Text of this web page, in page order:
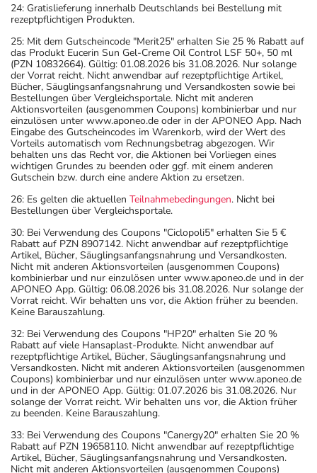
24: Gratislieferung innerhalb Deutschlands bei Bestellung mit
rezeptpflichtigen Produkten.
25: Mit dem Gutscheincode "Merit25" erhalten Sie 25 % Rabatt auf
das Produkt Eucerin Sun Gel-Creme Oil Control LSF 50+, 50 ml
(PZN 10832664). Gültig: 01.08.2026 bis 31.08.2026. Nur solange
der Vorrat reicht. Nicht anwendbar auf rezeptpflichtige Artikel,
Bücher, Säuglingsanfangsnahrung und Versandkosten sowie bei
Bestellungen über Vergleichsportale. Nicht mit anderen
Aktionsvorteilen (ausgenommen Coupons) kombinierbar und nur
einzulösen unter www.aponeo.de oder in der APONEO App. Nach
Eingabe des Gutscheincodes im Warenkorb, wird der Wert des
Vorteils automatisch vom Rechnungsbetrag abgezogen. Wir
behalten uns das Recht vor, die Aktionen bei Vorliegen eines
wichtigen Grundes zu beenden oder ggf. mit einem anderen
Gutschein bzw. durch eine andere Aktion zu ersetzen.
26: Es gelten die aktuellen Teilnahmebedingungen. Nicht bei
Bestellungen über Vergleichsportale.
30: Bei Verwendung des Coupons "Ciclopoli5" erhalten Sie 5 €
Rabatt auf PZN 8907142. Nicht anwendbar auf rezeptpflichtige
Artikel, Bücher, Säuglingsanfangsnahrung und Versandkosten.
Nicht mit anderen Aktionsvorteilen (ausgenommen Coupons)
kombinierbar und nur einzulösen unter www.aponeo.de und in der
APONEO App. Gültig: 06.08.2026 bis 31.08.2026. Nur solange der
Vorrat reicht. Wir behalten uns vor, die Aktion früher zu beenden.
Keine Barauszahlung.
32: Bei Verwendung des Coupons "HP20" erhalten Sie 20 %
Rabatt auf viele Hansaplast-Produkte. Nicht anwendbar auf
rezeptpflichtige Artikel, Bücher, Säuglingsanfangsnahrung und
Versandkosten. Nicht mit anderen Aktionsvorteilen (ausgenommen
Coupons) kombinierbar und nur einzulösen unter www.aponeo.de
und in der APONEO App. Gültig: 01.07.2026 bis 31.08.2026. Nur
solange der Vorrat reicht. Wir behalten uns vor, die Aktion früher
zu beenden. Keine Barauszahlung.
33: Bei Verwendung des Coupons "Canergy20" erhalten Sie 20 %
Rabatt auf PZN 19658110. Nicht anwendbar auf rezeptpflichtige
Artikel, Bücher, Säuglingsanfangsnahrung und Versandkosten.
Nicht mit anderen Aktionsvorteilen (ausgenommen Coupons)